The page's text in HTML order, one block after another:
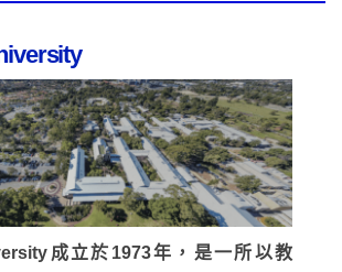
成立於1973年，是一所以教